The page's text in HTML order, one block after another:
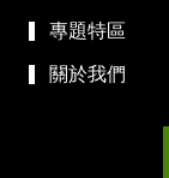
專題特區
關於我們